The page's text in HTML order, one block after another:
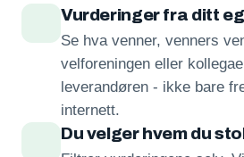
Vurderinger fra ditt
Se hva venner, venners
velforeningen eller
leverandøren - ikke bare
internett.
Du velger hvem du